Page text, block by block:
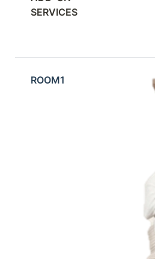
SERVICES
ROOM1